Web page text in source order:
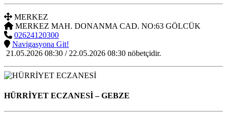
MERKEZ
MERKEZ MAH. DONANMA CAD. NO:63 GÖLCÜK
02624120300
Navigasyona Git!
21.05.2026 08:30 / 22.05.2026 08:30 nöbetçidir.
HÜRRİYET ECZANESİ– GEBZE